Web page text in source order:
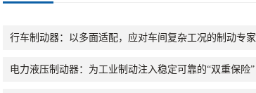
行车制动器：以多面适配，应对车间复杂工况的制动专家
电力液压制动器：为工业制动注入稳定可靠的“双重保险”